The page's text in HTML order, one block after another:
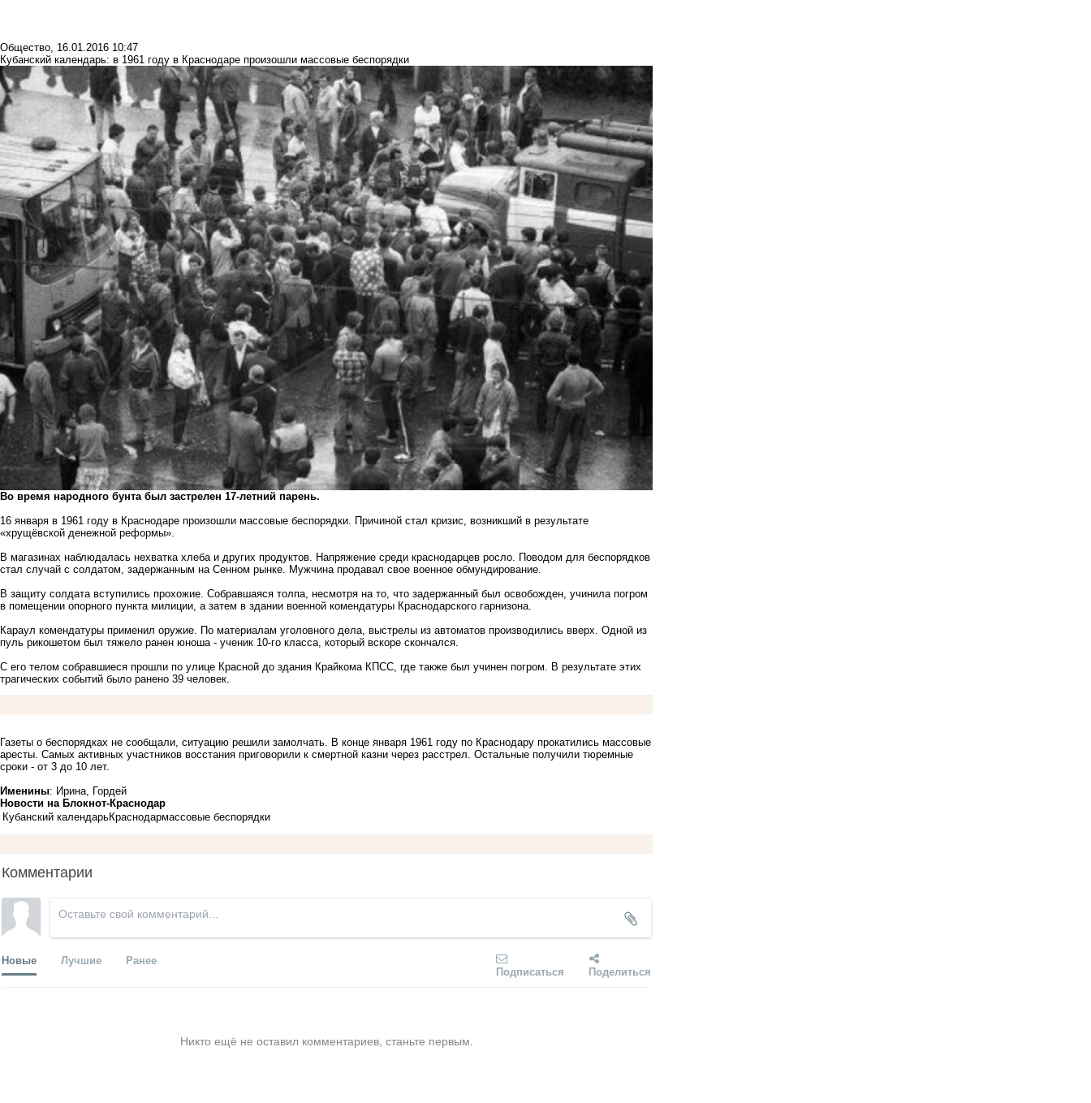
Общество, 16.01.2016 10:47
Кубанский календарь: в 1961 году в Краснодаре произошли массовые беспорядки
Во время народного бунта был застрелен 17-летний парень.
16 января в 1961 году в Краснодаре произошли массовые беспорядки. Причиной стал кризис, возникший в результате
«хрущёвской денежной реформы».
В магазинах наблюдалась нехватка хлеба и других продуктов. Напряжение среди краснодарцев росло. Поводом для беспорядков
стал случай с солдатом, задержанным на Сенном рынке. Мужчина продавал свое военное обмундирование.
В защиту солдата вступились прохожие. Собравшаяся толпа, несмотря на то, что задержанный был освобожден, учинила погром
в помещении опорного пункта милиции, а затем в здании военной комендатуры Краснодарского гарнизона.
Караул комендатуры применил оружие. По материалам уголовного дела, выстрелы из автоматов производились вверх. Одной из
пуль рикошетом был тяжело ранен юноша - ученик 10-го класса, который вскоре скончался.
С его телом собравшиеся прошли по улице Красной до здания Крайкома КПСС, где также был учинен погром. В результате этих
трагических событий было ранено 39 человек.
Газеты о беспорядках не сообщали, ситуацию решили замолчать. В конце января 1961 году по Краснодару прокатились массовые
аресты. Самых активных участников восстания приговорили к смертной казни через расстрел. Остальные получили тюремные
сроки - от 3 до 10 лет.
Именины: Ирина, Гордей
Новости на Блoкнoт-Краснодар
Кубанский календарьКраснодармассовые беспорядки
Комментарии
Новые Лучшие Ранее
Подписаться Поделиться
Никто ещё не оставил комментариев, станьте первым.